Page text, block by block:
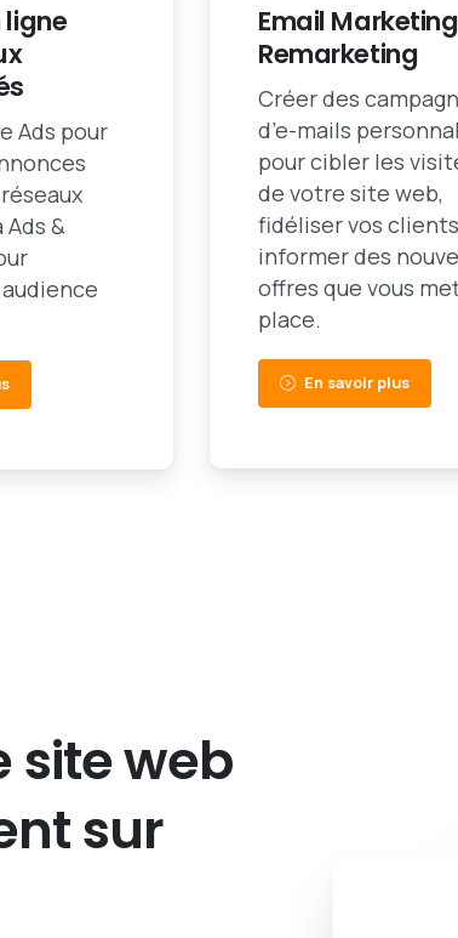
ligne
Ads pour
&
Email
Remarketing
Créer des
d’e-mails
pour cibler les
de votre site web,
fidéliser vos
informer des
offres que vous
place.
En savoir plus
siteweb
sur